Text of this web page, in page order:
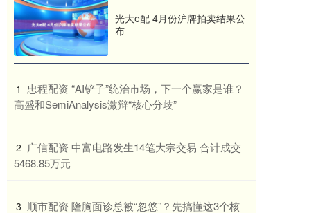
光大e配 4月份沪牌拍卖结果公
布
1 ​忠程配资 “AI铲子”统治市场，下一个赢家是谁？
高盛和SemiAnalysis激辩“核心分歧”
2 ​广信配资 中富电路发生14笔大宗交易 合计成交
5468.85万元
3 ​顺市配资 隆胸面诊总被“忽悠”？先搞懂这3个核